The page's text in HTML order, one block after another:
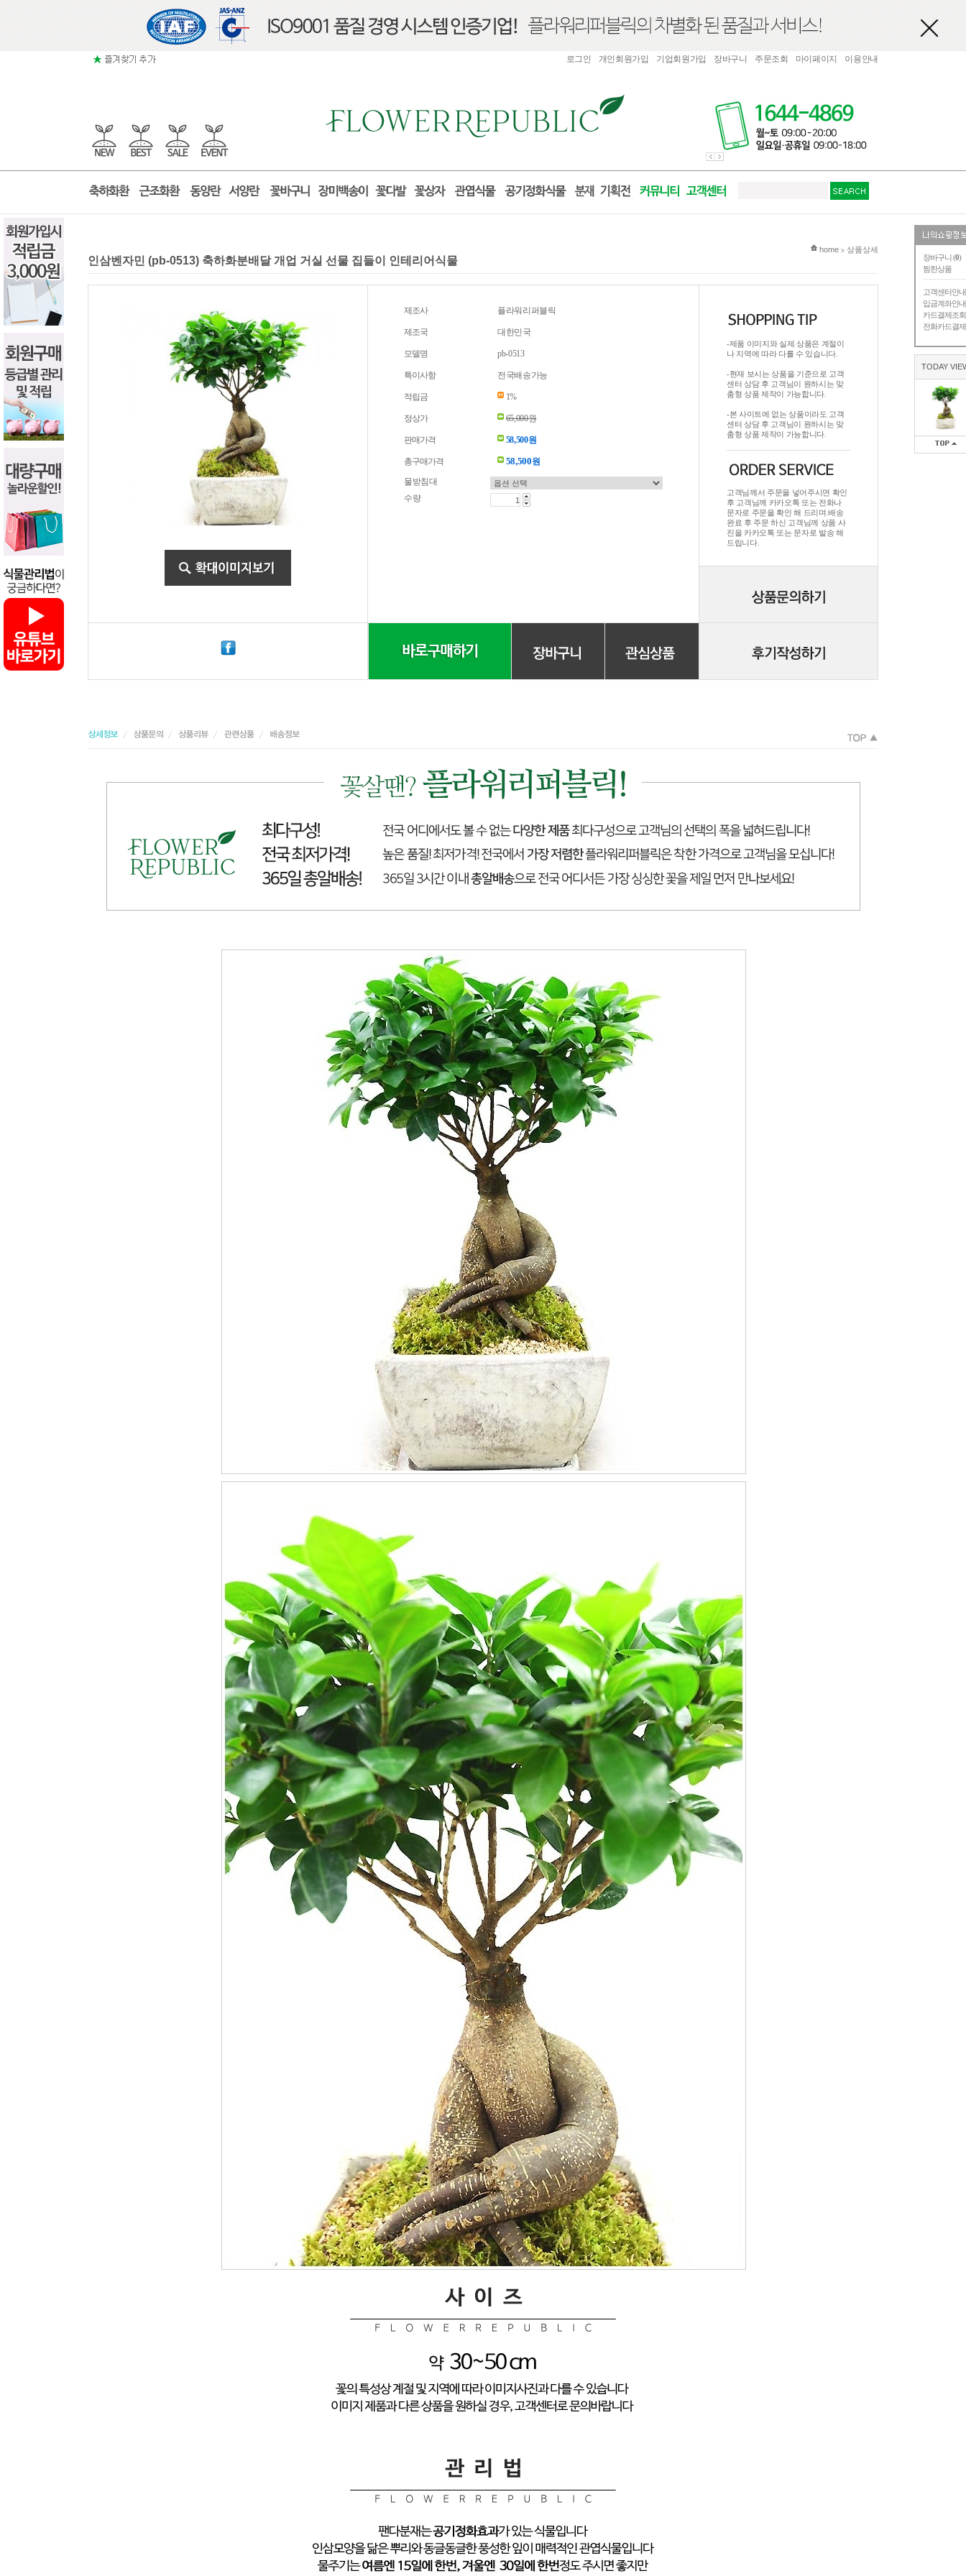
장바구니 (0)
찜한상품
고객센터안내
입금계좌안내
카드결제조회
전화카드결제
TODAY
로그인 개인회원가입 기업회원가입 장바구니 주문조회 마이페이지 이용안내
현재 위치
home > 상품상세
인삼벤자민 (pb-0513) 축하화분배달 개업 거실 선물 집들이 인테리어식물
제조사 플라워리퍼블릭
제조국 대한민국
모델명 pb-0513
특이사항 전국배송가능
적립금 1%
정상가 65,000원
판매가격 58,500원
총구매가격 58,500원
물받침대
수량
-제품 이미지와 실제 상품은 계절이
나 지역에 따라 다를 수 있습니다.
-현재 보시는 상품을 기준으로 고객
센터 상담 후 고객님이 원하시는 맞
춤형 상품 제작이 가능합니다.
-본 사이트에 없는 상품이라도 고객
센터 상담 후 고객님이 원하시는 맞
춤형 상품 제작이 가능합니다.
고객님께서 주문을 넣어주시면 확인
후 고객님께 카카오톡 또는 전화나
문자로 주문을 확인 해 드리며.배송
완료 후 주문 하신 고객님께 상품 사
진을 카카오톡 또는 문자로 발송 해
드립니다.